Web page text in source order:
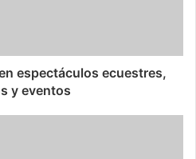
espectáculos ecuestres,
y eventos